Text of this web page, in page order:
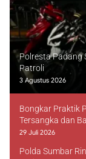
Polresta Padang
Patroli
3 Agustus 2026
Bongkar Praktik
Tersangka dan
29 Juli 2026
Polda Sumbar